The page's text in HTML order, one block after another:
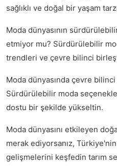
sağlıklı ve doğal bir yaşam
Moda dünyasının
etmiyor mu? Sürdürülebilir
trendleri ve çevre bilinci
Moda dünyasında çevre
Sürdürülebilir moda
dostu bir şekilde yükseltin.
Moda dünyasını etkileyen
merak ediyorsanız,
gelişmelerini keşfedin tarım